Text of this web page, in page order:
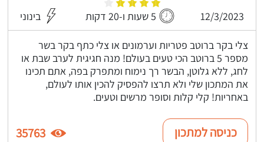
12/3/2023 5 שעות ו-20 דקות בינוני
צלי בקר ברוטב פטריות וערמונים או צלי כתף בקר בשר
מספר 5 ברוטב הכי טעים בעולם! מנה חגיגית לערב שבת או
לחג, ללא גלוטן, הבשר רך נימוח ומתפרק בפה, אתם תכינו
את המתכון שלי ולא תרצו להפסיק להכין אותו לעולם,
באחריות! קלי קלות וסופר מרשים וטעים.
כניסה למתכון 35763